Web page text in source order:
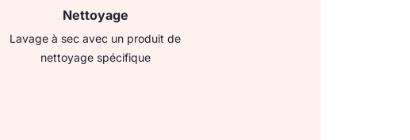
Nettoyage
Lavage à sec avec un produit de
nettoyage spécifique​